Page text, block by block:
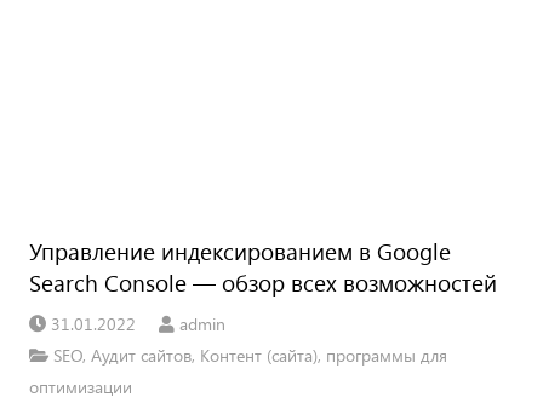
Управление индексированием в Google
Search Console — обзор всех возможностей
31.01.2022
admin
SEO, Аудит сайтов, Контент (сайта), программы для
оптимизации